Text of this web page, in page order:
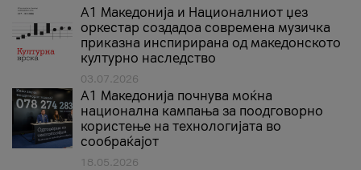
А1 Македонија и Националниот џез
оркестар создадоа современа музичка
приказна инспирирана од македонското
културно наследство
03.07.2026
A1 Македонија почнува моќна
национална кампања за поодговорно
користење на технологијата во
сообраќајот
18.05.2026